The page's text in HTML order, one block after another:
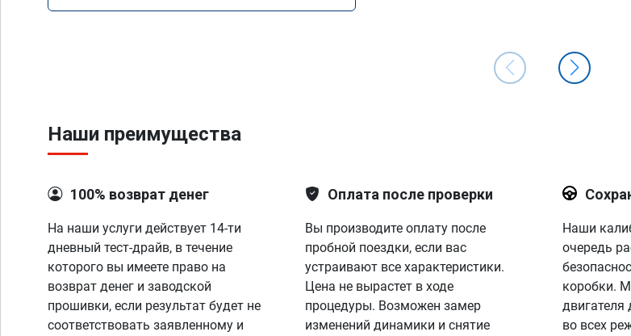
Наши преимущества
100% возврат денег
На наши услуги действует 14-ти
дневный тест-драйв, в течение
которого вы имеете право на
возврат денег и заводской
прошивки, если результат будет не
соответствовать заявленному и
Оплата после проверки
Вы производите оплату после
пробной поездки, если вас
устраивают все характеристики.
Цена не вырастет в ходе
процедуры. Возможен замер
изменений динамики и снятие
Наши
очередь
коробки.
во всех